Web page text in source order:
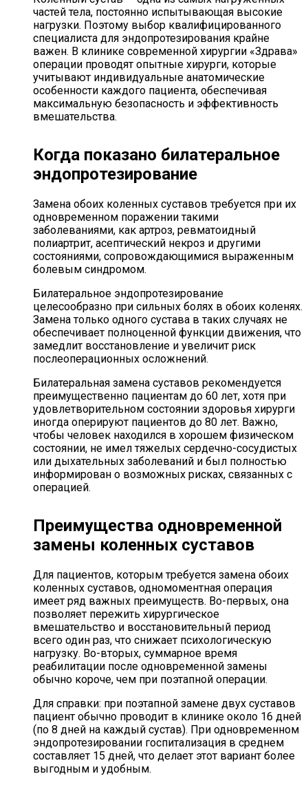
частей тела, постоянно испытывающая высокие
нагрузки. Поэтому выбор квалифицированного
специалиста для эндопротезирования крайне
важен. В клинике современной хирургии «Здрава»
операции проводят опытные хирурги, которые
учитывают индивидуальные анатомические
особенности каждого пациента, обеспечивая
максимальную безопасность и эффективность
вмешательства.
Когда показано билатеральное
эндопротезирование
Замена обоих коленных суставов требуется при их
одновременном поражении такими
заболеваниями, как артроз, ревматоидный
полиартрит, асептический некроз и другими
состояниями, сопровождающимися выраженным
болевым синдромом.
Билатеральное эндопротезирование
целесообразно при сильных болях в обоих коленях.
Замена только одного сустава в таких случаях не
обеспечивает полноценной функции движения, что
замедлит восстановление и увеличит риск
послеоперационных осложнений.
Билатеральная замена суставов рекомендуется
преимущественно пациентам до 60 лет, хотя при
удовлетворительном состоянии здоровья хирурги
иногда оперируют пациентов до 80 лет. Важно,
чтобы человек находился в хорошем физическом
состоянии, не имел тяжелых сердечно-сосудистых
или дыхательных заболеваний и был полностью
информирован о возможных рисках, связанных с
операцией.
Преимущества одновременной
замены коленных суставов
Для пациентов, которым требуется замена обоих
коленных суставов, одномоментная операция
имеет ряд важных преимуществ. Во-первых, она
позволяет пережить хирургическое
вмешательство и восстановительный период
всего один раз, что снижает психологическую
нагрузку. Во-вторых, суммарное время
реабилитации после одновременной замены
обычно короче, чем при поэтапной операции.
Для справки: при поэтапной замене двух суставов
пациент обычно проводит в клинике около 16 дней
(по 8 дней на каждый сустав). При одновременном
эндопротезировании госпитализация в среднем
составляет 15 дней, что делает этот вариант более
выгодным и удобным.